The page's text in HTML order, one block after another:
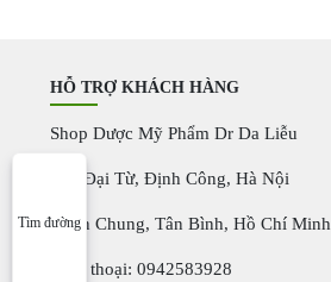
HỖ TRỢ KHÁCH HÀNG
Shop Dược Mỹ Phẩm Dr Da Liễu
+32 Đại Từ, Định Công, Hà Nội
+Văn Chung, Tân Bình, Hồ Chí Minh
Điện thoại: 0942583928
Tìm đường